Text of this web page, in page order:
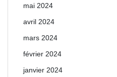
mai 2024
avril 2024
mars 2024
février 2024
janvier 2024